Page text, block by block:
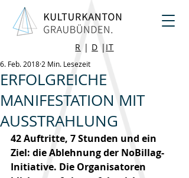
R | D | IT
ERFOLGREICHE
MANIFESTATION MIT
AUSSTRAHLUNG
6. Feb. 2018 2 Min. Lesezeit
42 Auftritte, 7 Stunden und ein
Ziel: die Ablehnung der NoBillag-
Initiative. Die Organisatoren